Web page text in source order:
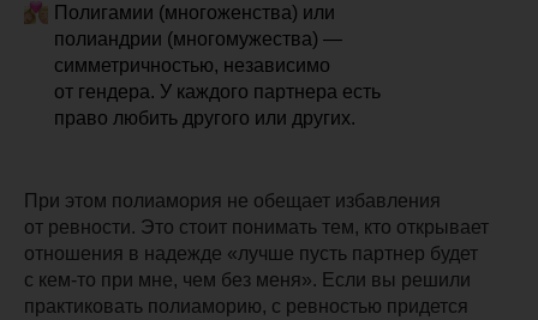
Полигамии (многоженства) или
полиандрии (многомужества) —
симметричностью, независимо
от гендера. У каждого партнера есть
право любить другого или других.
При этом полиамория не обещает избавления
от ревности. Это стоит понимать тем, кто открывает
отношения в надежде «лучше пусть партнер будет
с кем-то при мне, чем без меня». Если вы решили
практиковать полиаморию, с ревностью придется